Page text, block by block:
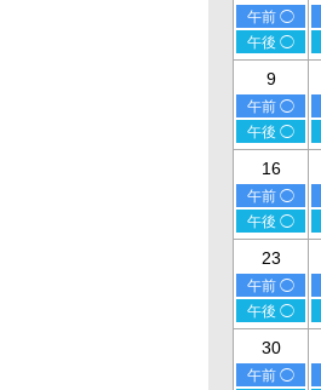
午前 ◯
午後 ◯
9
午前 ◯
午後 ◯
16
午前 ◯
午後 ◯
23
午前 ◯
午後 ◯
30
午前 ◯